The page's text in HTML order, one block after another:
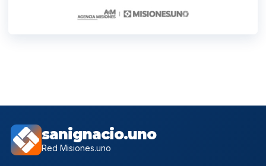
sanignacio.uno
Red Misiones.uno